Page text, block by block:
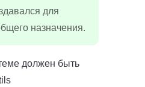
для
назначения.
должен быть